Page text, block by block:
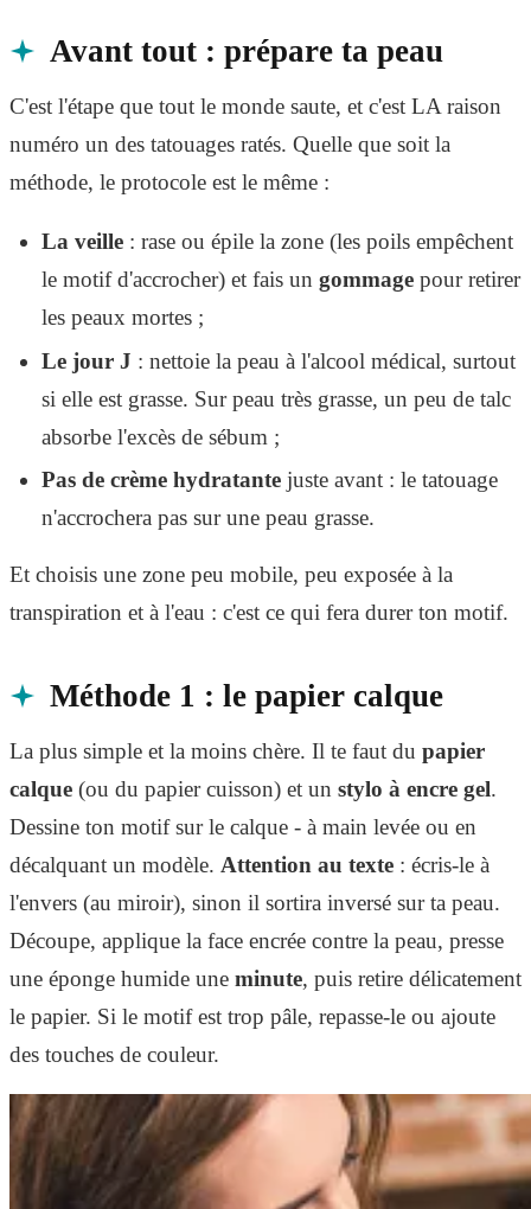
Avant tout : prépare ta peau
C'est l'étape que tout le monde saute, et c'est LA raison
numéro un des tatouages ratés. Quelle que soit la
méthode, le protocole est le même :
La veille: rase ou épile la zone (les poils empêchent
le motif d'accrocher) et fais un gommagepour retirer
les peaux mortes ;
Le jour J : nettoie la peau à l'alcool médical, surtout
si elle est grasse. Sur peau très grasse, un peu de talc
absorbe l'excès de sébum ;
Pas de crème hydratantejuste avant : le tatouage
n'accrochera pas sur une peau grasse.
Et choisis une zone peu mobile, peu exposée à la
transpiration et à l'eau : c'est ce qui fera durer ton motif.
Méthode 1 : le papier calque
La plus simple et la moins chère. Il te faut du papier
calque (ou du papier cuisson) et un stylo à encre gel.
Dessine ton motif sur le calque - à main levée ou en
décalquant un modèle. Attention au texte : écris-le à
l'envers (au miroir), sinon il sortira inversé sur ta peau.
Découpe, applique la face encrée contre la peau, presse
une éponge humide une minute, puis retire délicatement
le papier. Si le motif est trop pâle, repasse-le ou ajoute
des touches de couleur.